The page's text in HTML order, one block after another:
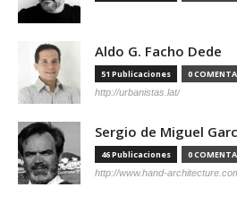
Aldo G. Facho Dede
51 Publicaciones 0
http://urbanistas.lat/
Sergio de Miguel
46 Publicaciones 0
http://www.hand-